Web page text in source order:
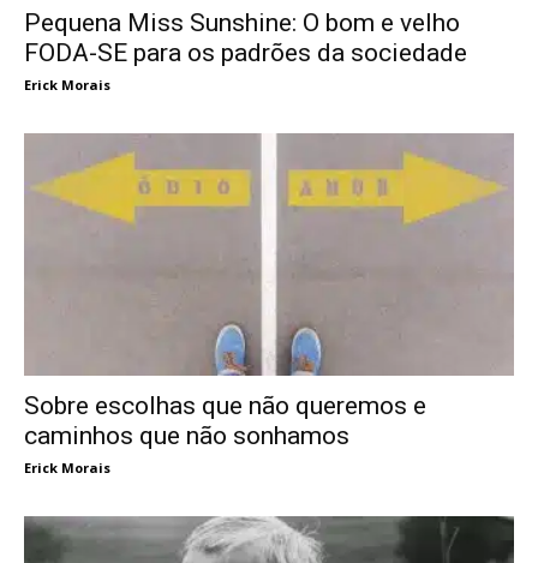
Pequena Miss Sunshine: O bom e velho
FODA-SE para os padrões da sociedade
Erick Morais
Sobre escolhas que não queremos e
caminhos que não sonhamos
Erick Morais